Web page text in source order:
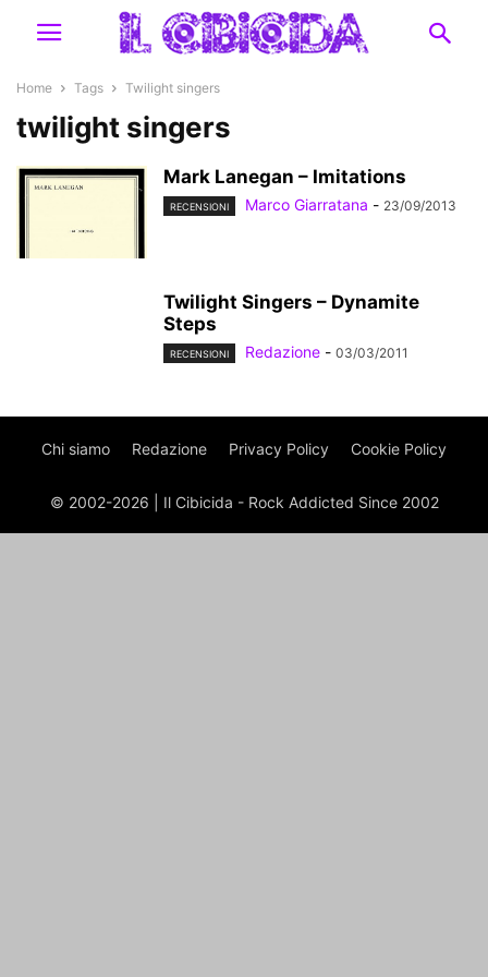
Home Tags Twilight singers
twilight singers
Mark Lanegan – Imitations
RECENSIONI Marco Giarratana - 23/09/2013
Twilight Singers – Dynamite
Steps
RECENSIONI Redazione - 03/03/2011
Chi siamo Redazione Privacy Policy Cookie Policy
© 2002-2026 | Il Cibicida - Rock Addicted Since 2002